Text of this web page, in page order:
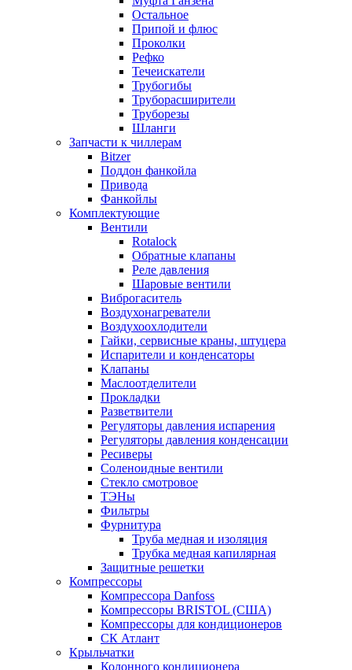
Остальное
Припой и флюс
Проколки
Рефко
Течеискатели
Трубогибы
Труборасширители
Труборезы
Шланги
Запчасти к чиллерам
Bitzer
Поддон фанкойла
Привода
Фанкойлы
Комплектующие
Вентили
Rotalock
Обратные клапаны
Реле давления
Шаровые вентили
Виброгаситель
Воздухонагреватели
Воздухоохлодители
Гайки, сервисные краны, штуцера
Испарители и конденсаторы
Клапаны
Маслоотделители
Прокладки
Разветвители
Регуляторы давления испарения
Регуляторы давления конденсации
Ресиверы
Соленоидные вентили
Стекло смотровое
ТЭНы
Фильтры
Фурнитура
Труба медная и изоляция
Трубка медная капилярная
Защитные решетки
Компрессоры
Компрессора Danfoss
Компрессоры BRISTOL (США)
Компрессоры для кондиционеров
СК Атлант
Крыльчатки
Колонного кондиционера